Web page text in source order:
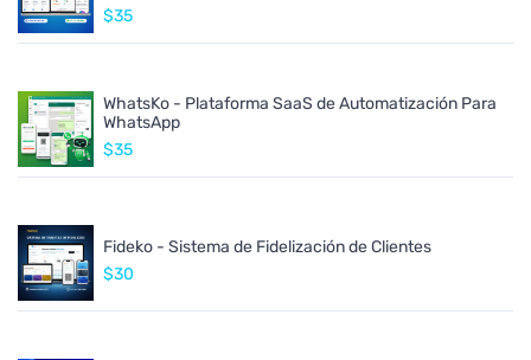
$35
WhatsKo - Plataforma SaaS de Automatización Para
WhatsApp
$35
Fideko - Sistema de Fidelización de Clientes
$30